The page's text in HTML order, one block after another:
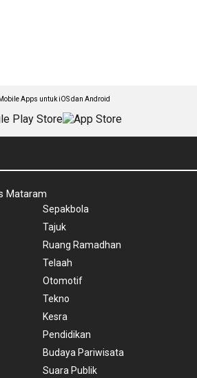
Apps untuk iOS dan Android
Mataram
Sepakbola
Tajuk
Ruang Ramadhan
Telaah
Otomotif
Tekno
Kesra
Pendidikan
Budaya Pariwisata
Suara Publik